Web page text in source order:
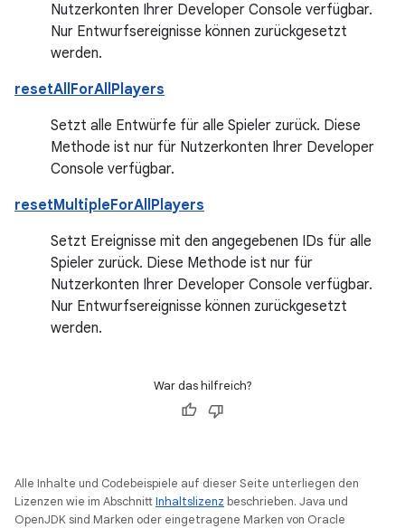
Nutzerkonten Ihrer Developer Console verfügbar.
Nur Entwurfsereignisse können zurückgesetzt
werden.
resetAllForAllPlayers
Setzt alle Entwürfe für alle Spieler zurück. Diese
Methode ist nur für Nutzerkonten Ihrer Developer
Console verfügbar.
resetMultipleForAllPlayers
Setzt Ereignisse mit den angegebenen IDs für alle
Spieler zurück. Diese Methode ist nur für
Nutzerkonten Ihrer Developer Console verfügbar.
Nur Entwurfsereignisse können zurückgesetzt
werden.
War das hilfreich?
Alle Inhalte und Codebeispiele auf dieser Seite unterliegen den
Lizenzen wie im AbschnittInhaltslizenz beschrieben. Java und
OpenJDK sind Marken oder eingetragene Marken von Oracle